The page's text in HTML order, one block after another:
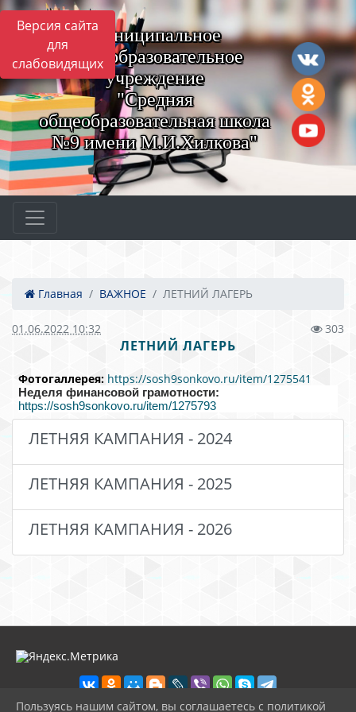
Версия сайта
для
слабовидящих
Муниципальное
общеобразовательное
учреждение
"Средняя
общеобразовательная школа
№9 имени М.И.Хилкова"
Главная ВАЖНОЕ ЛЕТНИЙ ЛАГЕРЬ
01.06.2022 10:32 303
ЛЕТНИЙ ЛАГЕРЬ
Фотогаллерея: https://sosh9sonkovo.ru/item/1275541
Неделя финансовой грамотности:
https://sosh9sonkovo.ru/item/1275793
ЛЕТНЯЯ КАМПАНИЯ - 2024
ЛЕТНЯЯ КАМПАНИЯ - 2025
ЛЕТНЯЯ КАМПАНИЯ - 2026
Пользуясь нашим сайтом, вы соглашаетесь с политикой